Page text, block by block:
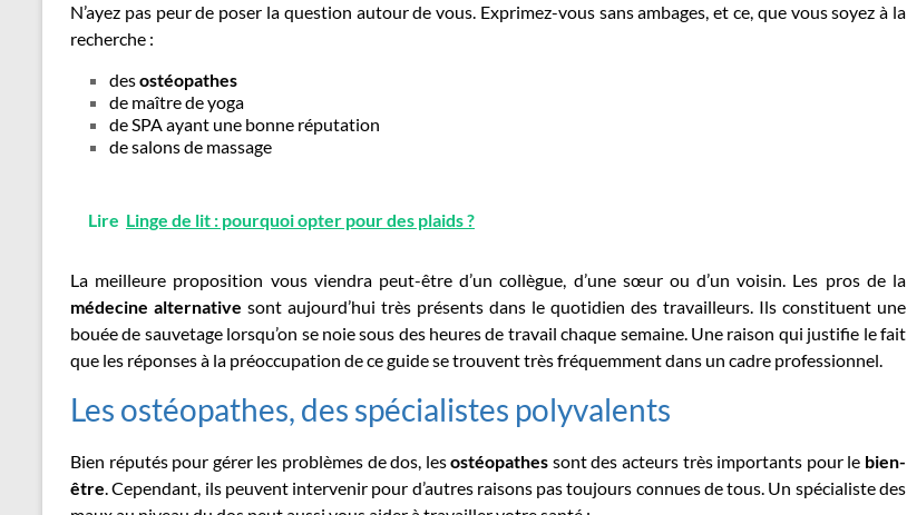
N’ayez pas peur de poser la question autour de vous. Exprimez-vous sans ambages, et ce, que vous soyez à la
recherche :
desostéopathes
de maître de yoga
de SPA ayant une bonne réputation
de salons de massage
Lire Linge de lit : pourquoi opter pour des plaids ?
La meilleure proposition vous viendra peut-être d’un collègue, d’une sœur ou d’un voisin. Les pros de la
médecine alternative sont aujourd’hui très présents dans le quotidien des travailleurs. Ils constituent une
bouée de sauvetage lorsqu’on se noie sous des heures de travail chaque semaine. Une raison qui justifie le fait
que les réponses à la préoccupation de ce guide se trouvent très fréquemment dans un cadre professionnel.
Les ostéopathes, des spécialistes polyvalents
Bien réputés pour gérer les problèmes de dos, lesostéopathes sont des acteurs très importants pour le bien-
être. Cependant, ils peuvent intervenir pour d’autres raisons pas toujours connues de tous. Un spécialiste des